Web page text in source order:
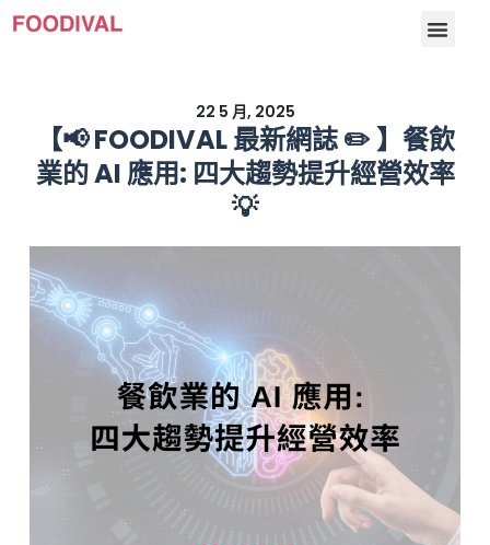
22 5 月, 2025
【📢 FOODIVAL 最新網誌 ✏️ 】餐飲
業的 AI 應用: 四大趨勢提升經營效率
💡